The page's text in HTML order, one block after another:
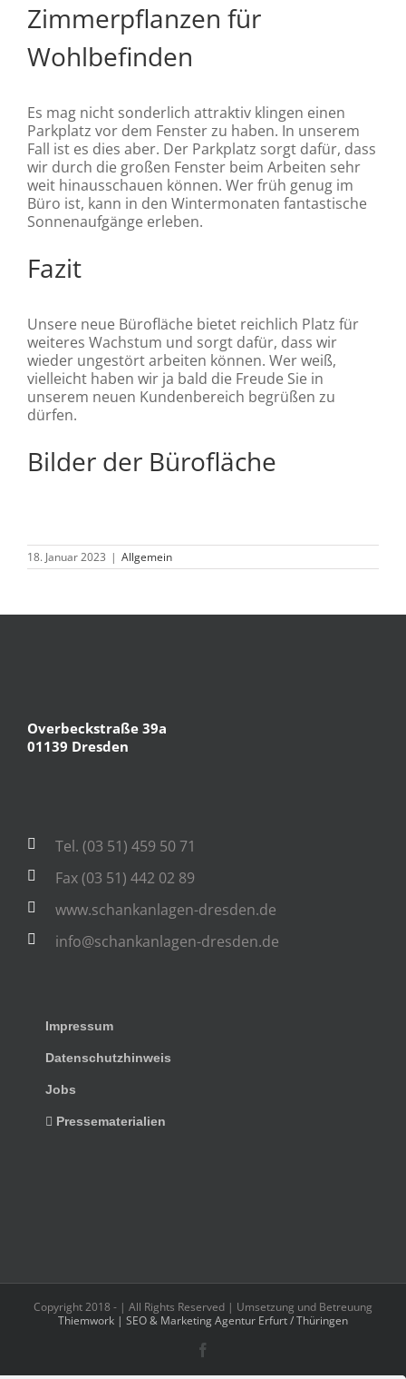
Zimmerpflanzen für
Wohlbefinden
Es mag nicht sonderlich attraktiv klingen einen
Parkplatz vor dem Fenster zu haben. In unserem
Fall ist es dies aber. Der Parkplatz sorgt dafür, dass
wir durch die großen Fenster beim Arbeiten sehr
weit hinausschauen können. Wer früh genug im
Büro ist, kann in den Wintermonaten fantastische
Sonnenaufgänge erleben.
Fazit
Unsere neue Bürofläche bietet reichlich Platz für
weiteres Wachstum und sorgt dafür, dass wir
wieder ungestört arbeiten können. Wer weiß,
vielleicht haben wir ja bald die Freude Sie in
unserem neuen Kundenbereich begrüßen zu
dürfen.
Bilder der Bürofläche
18. Januar 2023 | Allgemein
Overbeckstraße 39a
01139 Dresden
Tel. (03 51) 459 50 71
Fax (03 51) 442 02 89
www.schankanlagen-dresden.de
info@schankanlagen-dresden.de
Impressum
Datenschutzhinweis
Jobs
Pressematerialien
Copyright 2018 - | All Rights Reserved | Umsetzung und Betreuung
Thiemwork | SEO & Marketing Agentur Erfurt / Thüringen